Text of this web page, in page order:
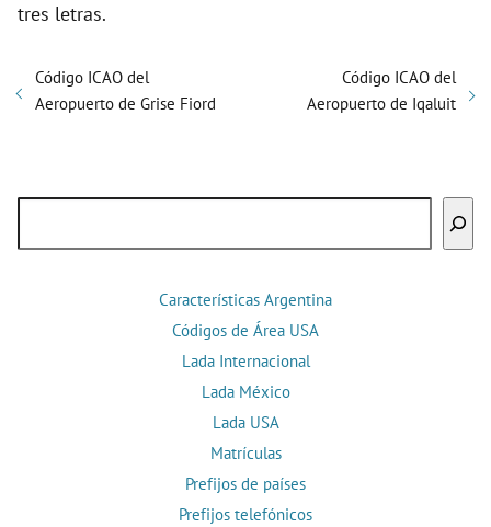
tres letras.
Código ICAO del
Aeropuerto de Grise Fiord
Código ICAO del
Aeropuerto de Iqaluit
Características Argentina
Códigos de Área USA
Lada Internacional
Lada México
Lada USA
Matrículas
Prefijos de países
Prefijos telefónicos